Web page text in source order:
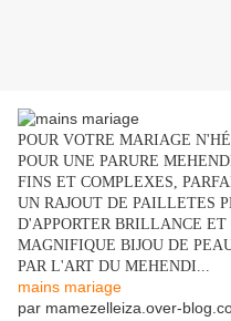
POUR VOTRE MARIAGE
POUR UNE PARURE
FINS ET COMPLEXES,
UN RAJOUT DE PAILLETES
D'APPORTER BRILLANCE ET
MAGNIFIQUE BIJOU DE
PAR L'ART DU MEHENDI...
mains mariage
par mamezelleiza.over-